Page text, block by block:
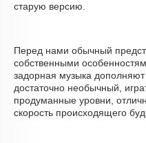
старую версию.
Перед нами обычный
собственными
задорная музыка
достаточно необычный,
продуманные уровни,
скорость происходящего